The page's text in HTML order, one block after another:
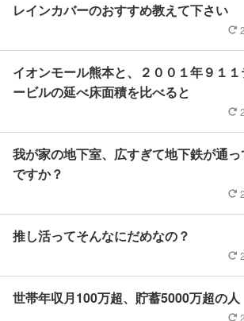
レインカバーのおすすめ教えて下さい
イオンモール熊本と、２００１年９１
ービルの延べ床面積を比べると
我が家の地下室、広すぎて地下鉄が通
ですか？
推し活ってそんなにだめなの？
世帯年収月100万超、貯蓄5000万超の人